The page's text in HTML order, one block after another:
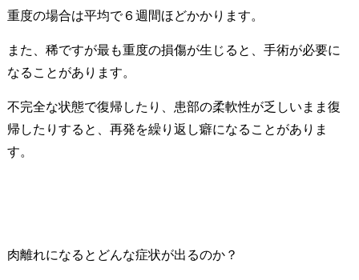
重度の場合は平均で６週間ほどかかります。
また、稀ですが最も重度の損傷が生じると、手術が必要に
なることがあります。
不完全な状態で復帰したり、患部の柔軟性が乏しいまま復
帰したりすると、再発を繰り返し癖になることがありま
す。
肉離れになるとどんな症状が出るのか？